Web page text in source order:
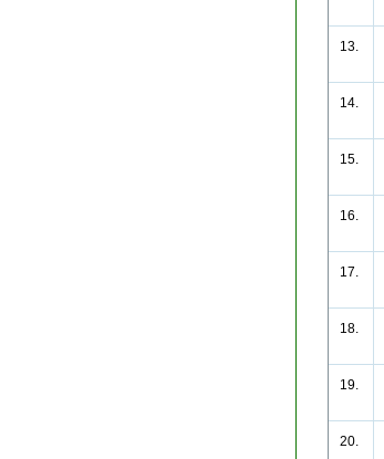
13.
14.
15.
16.
17.
18.
19.
20.